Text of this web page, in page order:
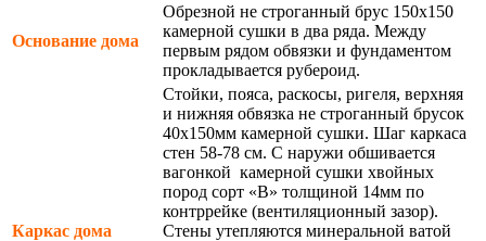
Основание дома
Обрезной не строганный брус 150х150
камерной сушки в два ряда. Между
первым рядом обвязки и фундаментом
прокладывается рубероид.
Каркас дома
Стойки, пояса, раскосы, ригеля, верхняя
и нижняя обвязка не строганный брусок
40х150мм камерной сушки. Шаг каркаса
стен 58-78 см. С наружи обшивается
вагонкой камерной сушки хвойных
пород сорт «В» толщиной 14мм по
контррейке (вентиляционный зазор).
Стены утепляются минеральной ватой